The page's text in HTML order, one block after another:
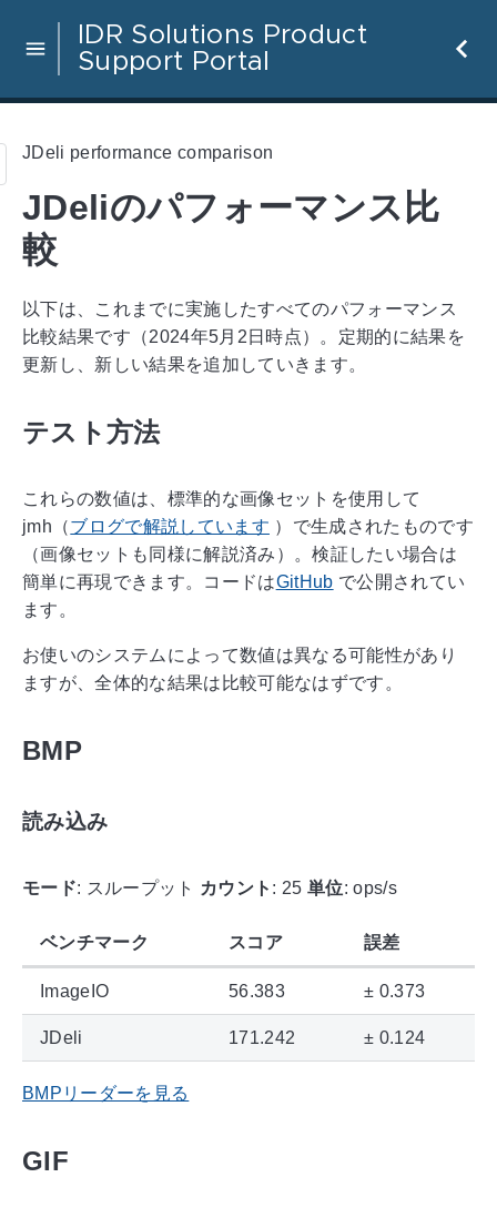
IDR Solutions Product
Support Portal
JDeli performance comparison
JDeliのパフォーマンス比
較
以下は、これまでに実施したすべてのパフォーマンス
比較結果です（2024年5月2日時点）。定期的に結果を
更新し、新しい結果を追加していきます。
テスト方法
これらの数値は、標準的な画像セットを使用して
jmh（ブログで解説しています ）で生成されたものです
（画像セットも同様に解説済み）。検証したい場合は
簡単に再現できます。コードはGitHub で公開されてい
ます。
お使いのシステムによって数値は異なる可能性があり
ますが、全体的な結果は比較可能なはずです。
BMP
読み込み
モード: スループット カウント : 25 単位: ops/s
ベンチマーク スコア 誤差
ImageIO 56.383 ± 0.373
JDeli 171.242 ± 0.124
BMPリーダーを見る
GIF